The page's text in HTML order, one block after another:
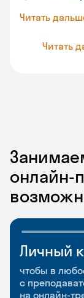
Читать
Читать
онлайн-
Личный
чтобы в
с
на онлайн-
чтобы
и Talks
Групповые